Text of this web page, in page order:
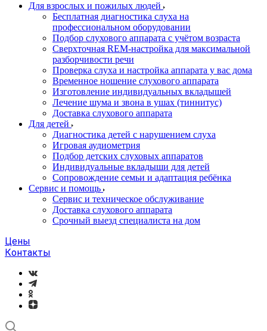
Для взрослых и пожилых людей
Бесплатная диагностика слуха на
профессиональном оборудовании
Подбор слухового аппарата с учётом возраста
Сверхточная REM-настройка для максимальной
разборчивости речи
Проверка слуха и настройка аппарата у вас дома
Временное ношение слухового аппарата
Изготовление индивидуальных вкладышей
Лечение шума и звона в ушах (тиннитус)
Доставка слухового аппарата
Для детей
Диагностика детей с нарушением слуха
Игровая аудиометрия
Подбор детских слуховых аппаратов
Индивидуальные вкладыши для детей
Сопровождение семьи и адаптация ребёнка
Сервис и помощь
Сервис и техническое обслуживание
Доставка слухового аппарата
Срочный выезд специалиста на дом
Цены
Контакты